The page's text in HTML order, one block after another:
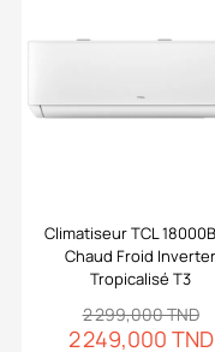
Climatiseur TCL
Chaud Froid Inverter
Tropicalisé T3
2 299,000 TND
2 249,000 TND